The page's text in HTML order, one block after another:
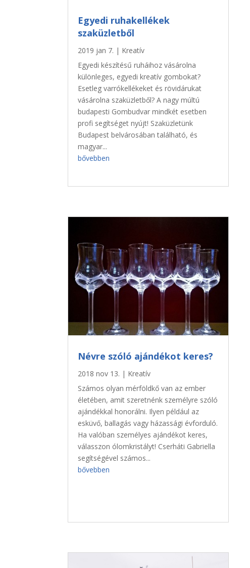
Egyedi ruhakellékek
szaküzletből
2019 jan 7. | Kreatív
Egyedi készítésű ruháihoz vásárolna
különleges, egyedi kreatív gombokat?
Esetleg varrókellékeket és rövidárukat
vásárolna szaküzletből? A nagy múltú
budapesti Gombudvar mindkét esetben
profi segítséget nyújt! Szaküzletünk
Budapest belvárosában található, és
magyar...
bővebben
Névre szóló ajándékot keres?
2018 nov 13. | Kreatív
Számos olyan mérföldkő van az ember
életében, amit szeretnénk személyre szóló
ajándékkal honorálni. Ilyen például az
esküvő, ballagás vagy házassági évforduló.
Ha valóban személyes ajándékot keres,
válasszon ólomkristályt! Cserháti Gabriella
segítségével számos...
bővebben